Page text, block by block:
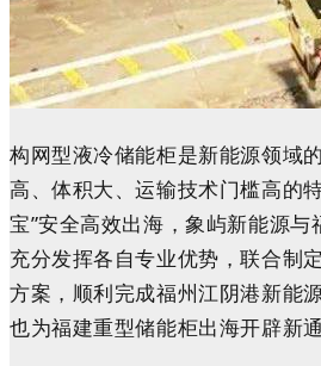
构网型液冷储能柜是新能源领域
高、体积大、运输技术门槛高的
宝”安全高效出海，象屿新能源与
充分发挥各自专业优势，联合制
方案，顺利完成福州江阴港新能
也为福建重型储能柜出海开辟新通